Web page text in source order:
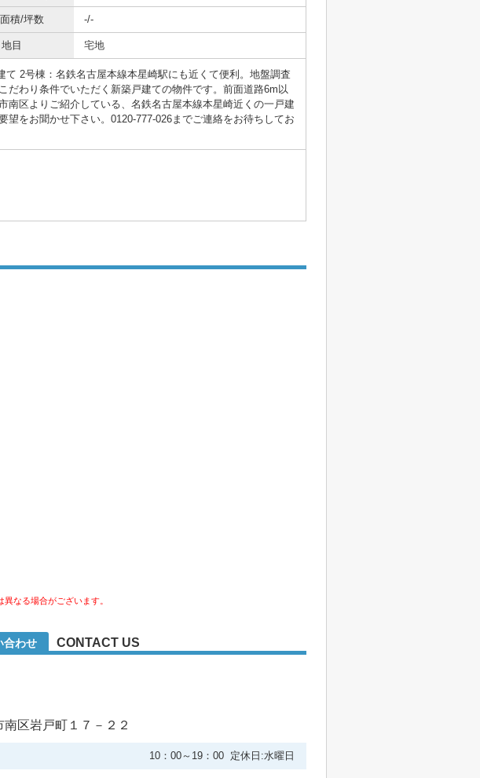
積/坪数 -/-
地目 宅地
2号棟：名鉄名古屋本線本星崎駅にも近くて便利。地盤調査
わり条件でいただく新築戸建ての物件です。前面道路6m以
区よりご紹介している、名鉄名古屋本線本星崎近くの一戸建
をお聞かせ下さい。0120-777-026までご連絡をお待ちしてお
なる場合がございます。
合わせ CONTACT US
区岩戸町１７－２２
10：00～19：00 定休日:水曜日